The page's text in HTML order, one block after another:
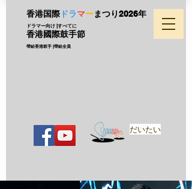
香港国際 ドラマーまつり2026年
ドラマー向け |すべてに
香港國際鼓手節
帶給香港鼓手 |帶給全員
だいたい